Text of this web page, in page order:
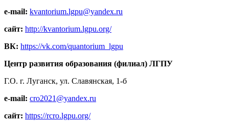
e-mail: kvantorium.lgpu@yandex.ru
сайт: http://kvantorium.lgpu.org/
ВК: https://vk.com/quantorium_lgpu
Центр развития образования (филиал) ЛГПУ
Г.О. г. Луганск, ул. Славянская, 1-б
e-mail: cro2021@yandex.ru
сайт: https://rcro.lgpu.org/